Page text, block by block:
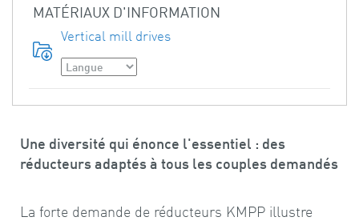
MATÉRIAUX D'INFORMATION
Vertical mill drives
Une diversité qui énonce l'essentiel : des
réducteurs adaptés à tous les couples demandés
La forte demande de réducteurs KMPP illustre